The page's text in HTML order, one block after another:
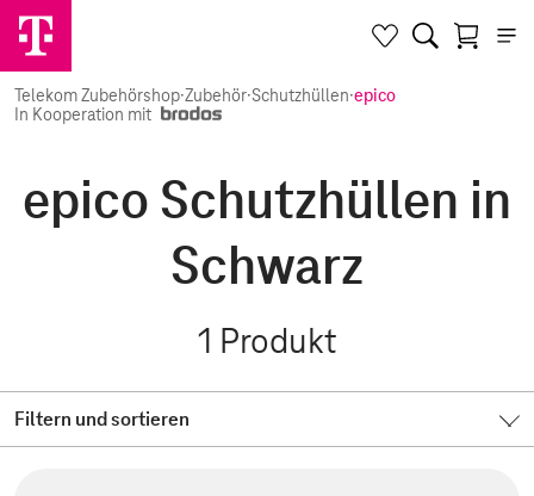
Telekom Zubehörshop·Zubehör·Schutzhüllen·epico
In Kooperation mit
epico Schutzhüllen in
Schwarz
1 Produkt
Filtern und sortieren